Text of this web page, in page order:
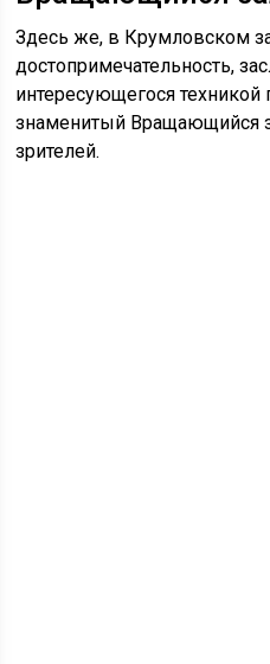
Здесь же, в Крумловском
достопримечательность,
интересующегося техникой
знаменитый Вращающийся
зрителей.